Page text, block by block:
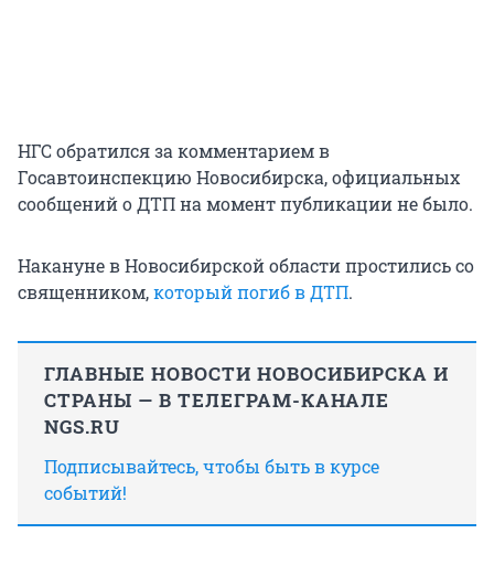
НГС обратился за комментарием в
Госавтоинспекцию Новосибирска, официальных
сообщений о ДТП на момент публикации не было.
Накануне в Новосибирской области простились со
священником,который погиб в ДТП.
ГЛАВНЫЕ НОВОСТИ НОВОСИБИРСКА И
СТРАНЫ — В ТЕЛЕГРАМ-КАНАЛЕ
NGS.RU
Подписывайтесь, чтобы быть в курсе
событий!